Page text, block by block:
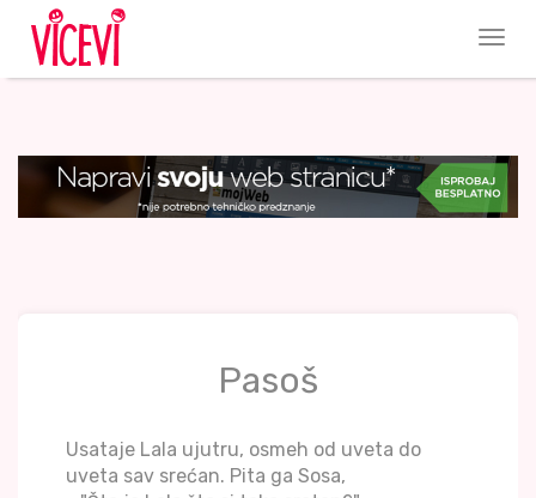
Pasoš
Usataje Lala ujutru, osmeh od uveta do
uveta sav srećan. Pita ga Sosa,